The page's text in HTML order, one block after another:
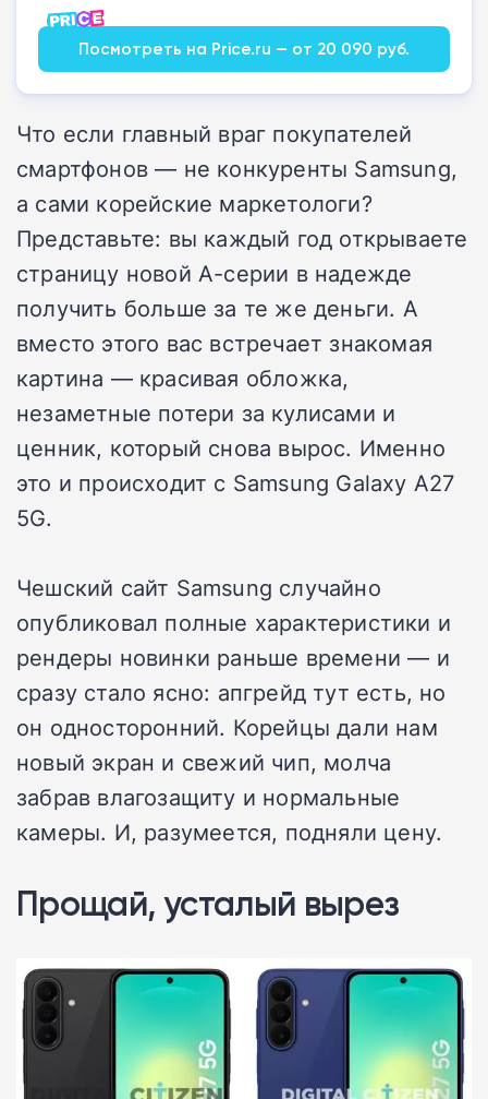
Посмотреть на Price.ru — от 20 090 руб.
Что если главный враг покупателей
смартфонов — не конкуренты Samsung,
а сами корейские маркетологи?
Представьте: вы каждый год открываете
страницу новой A-серии в надежде
получить больше за те же деньги. А
вместо этого вас встречает знакомая
картина — красивая обложка,
незаметные потери за кулисами и
ценник, который снова вырос. Именно
это и происходит с Samsung Galaxy A27
5G.
Чешский сайт Samsung случайно
опубликовал полные характеристики и
рендеры новинки раньше времени — и
сразу стало ясно: апгрейд тут есть, но
он односторонний. Корейцы дали нам
новый экран и свежий чип, молча
забрав влагозащиту и нормальные
камеры. И, разумеется, подняли цену.
Прощай, усталый вырез